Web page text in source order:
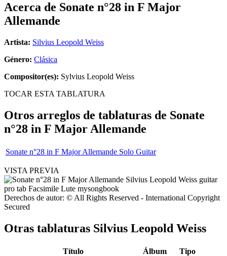
Acerca de Sonate n°28 in F Major
Allemande
Artista: Silvius Leopold Weiss
Género: Clásica
Compositor(es): Sylvius Leopold Weiss
TOCAR ESTA TABLATURA
Otros arreglos de tablaturas de Sonate
n°28 in F Major Allemande
Sonate n°28 in F Major Allemande Solo Guitar
VISTA PREVIA
Derechos de autor: © All Rights Reserved - International Copyright
Secured
Otras tablaturas Silvius Leopold Weiss
Título Álbum
Tipo